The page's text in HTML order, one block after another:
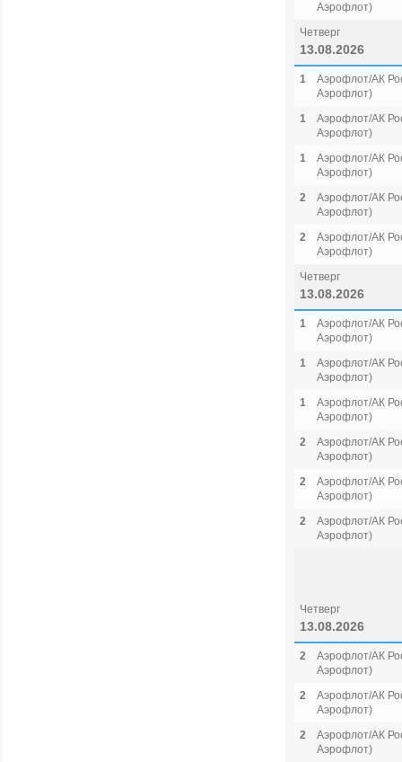
Аэрофлот)
Четверг
13.08.2026
1
Аэрофлот/АК
Аэрофлот)
1
Аэрофлот/АК
Аэрофлот)
1
Аэрофлот/АК
Аэрофлот)
2
Аэрофлот/АК
Аэрофлот)
2
Аэрофлот/АК
Аэрофлот)
Четверг
13.08.2026
1
Аэрофлот/АК
Аэрофлот)
1
Аэрофлот/АК
Аэрофлот)
1
Аэрофлот/АК
Аэрофлот)
2
Аэрофлот/АК
Аэрофлот)
2
Аэрофлот/АК
Аэрофлот)
2
Аэрофлот/АК
Аэрофлот)
Четверг
13.08.2026
2
Аэрофлот/АК
Аэрофлот)
2
Аэрофлот/АК
Аэрофлот)
2
Аэрофлот/АК
Аэрофлот)